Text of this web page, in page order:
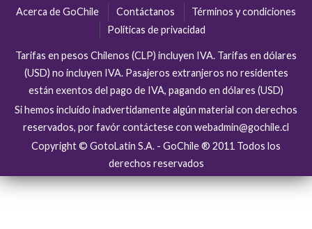
Acerca de GoChile Contáctanos
Términos y condiciones
Políticas de privacidad
Tarifas en pesos Chilenos (CLP) incluyen IVA. Tarifas en dólares
(USD) no incluyen IVA. Pasajeros extranjeros no residentes
están exentos del pago de IVA, pagando en dólares (USD)
Si hemos incluído inadvertidamente algún material con derechos
reservados, por favór contáctese con webadmin@gochile.cl
Copyright © GotoLatin S.A. - GoChile ® 2011 Todos los
derechos reservados